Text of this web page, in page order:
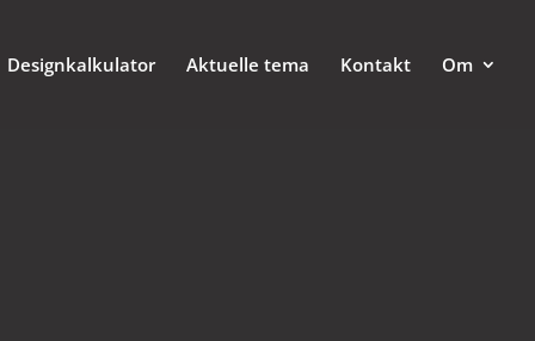
Designkalkulator Aktuelle tema Kontakt Om